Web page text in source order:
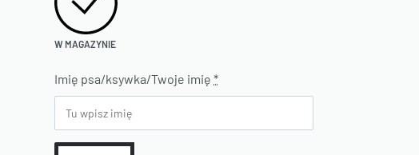
W MAGAZYNIE
Imię psa/ksywka/Twoje imię *